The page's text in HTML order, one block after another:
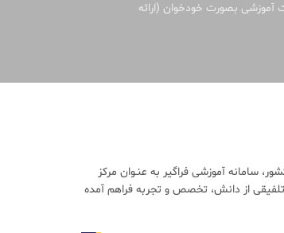
آموزشی بصورت خودخوان (ارائه
سامانه آموزشی فراگیر به عنـوان مرکز
از دانش، تخصص و تجربه فراهم آمده